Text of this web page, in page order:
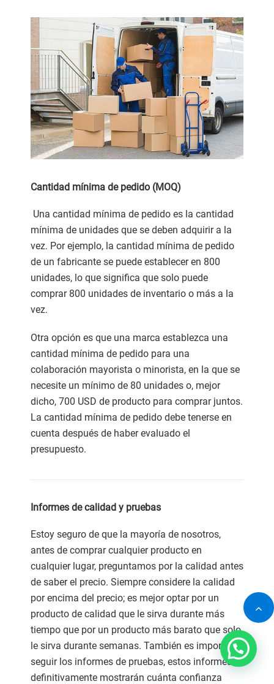
Cantidad mínima de pedido (MOQ)
Una cantidad mínima de pedido es la cantidad
mínima de unidades que se deben adquirir a la
vez. Por ejemplo, la cantidad mínima de pedido
de un fabricante se puede establecer en 800
unidades, lo que significa que solo puede
comprar 800 unidades de inventario o más a la
vez.
Otra opción es que una marca establezca una
cantidad mínima de pedido para una
colaboración mayorista o minorista, en la que se
necesite un mínimo de 80 unidades o, mejor
dicho, 700 USD de producto para comprar juntos.
La cantidad mínima de pedido debe tenerse en
cuenta después de haber evaluado el
presupuesto.
Informes de calidad y pruebas
Estoy seguro de que la mayoría de nosotros,
antes de comprar cualquier producto en
cualquier lugar, preguntamos por la calidad antes
de saber el precio. Siempre considere la calidad
por encima del precio; es mejor optar por un
producto de calidad que le sirva durante más
tiempo que por un producto más barato que solo
le sirva durante semanas. También es importante
seguir los informes de pruebas, estos informes
definitivamente mostrarán cuánta confianza